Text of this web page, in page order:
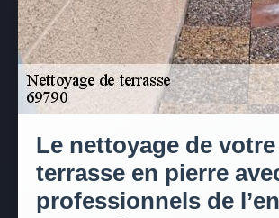
Le nettoyage de votre
terrasse en pierre
professionnels de